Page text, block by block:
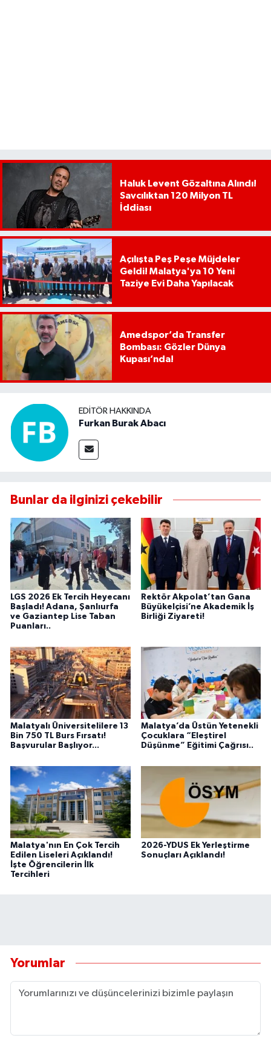
Haluk Levent Gözaltına Alındı!
Savcılıktan 120 Milyon TL
İddiası
Açılışta Peş Peşe Müjdeler
Geldi! Malatya'ya 10 Yeni
Taziye Evi Daha Yapılacak
Amedspor’da Transfer
Bombası: Gözler Dünya
Kupası’nda!
EDITÖR HAKKINDA
Furkan Burak Abacı
Bunlar da ilginizi çekebilir
LGS 2026 Ek Tercih Heyecanı
Başladı! Adana, Şanlıurfa
ve Gaziantep Lise Taban
Puanları..
Rektör Akpolat’tan Gana
Büyükelçisi’ne Akademik İş
Birliği Ziyareti!
Malatyalı Üniversitelilere 13
Bin 750 TL Burs Fırsatı!
Başvurular Başlıyor...
Malatya’da Üstün Yetenekli
Çocuklara “Eleştirel
Düşünme” Eğitimi Çağrısı..
Malatya'nın En Çok Tercih
Edilen Liseleri Açıklandı!
İşte Öğrencilerin İlk
Tercihleri
2026-YDUS Ek Yerleştirme
Sonuçları Açıklandı!
Yorumlar